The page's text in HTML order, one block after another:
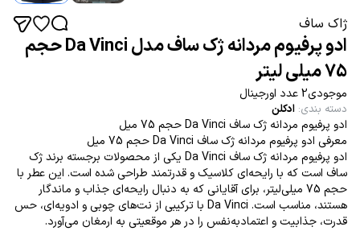
ژاک ساف
ادو پرفیوم مردانه ژک ساف مدل Da Vinci حجم
75 میلی لیتر
موجودی2 عدد اورجینال
دسته بندی: ادکلن
ادو پرفیوم مردانه ژک‌ ساف Da Vinci حجم 75 میل
معرفی ادو پرفیوم مردانه ژک‌ ساف Da Vinci حجم 75 میل
ادو پرفیوم مردانه ژک‌ ساف Da Vinci یکی از محصولات برجسته برند ژک‌
ساف است که با رایحه‌ای کلاسیک و قدرتمند طراحی شده است. این عطر با
حجم 75 میلی‌لیتر، برای آقایانی که به دنبال رایحه‌ای جذاب و ماندگار
هستند، مناسب است. Da Vinci با ترکیبی از نت‌های چوبی و ادویه‌ای، حس
قدرت، جذابیت و اعتمادبه‌نفس را در هر موقعیتی به ارمغان می‌آورد.